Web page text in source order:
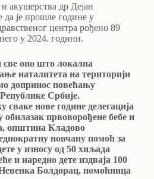
акушерства др Дејан
да је прошле године у
центра рођено 89
у 2024. години.
оно што локална
наталитета на територији
допринос повећању
Србије.
нове године делегација
првоворођене бебе и
општина Кладово
новчану помоћ за
у износу од 50 хиљада
и наредно дете издваја 100
Болдорац, помоћница